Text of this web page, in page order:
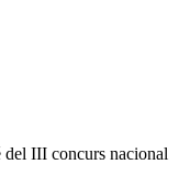
del III concurs nacional